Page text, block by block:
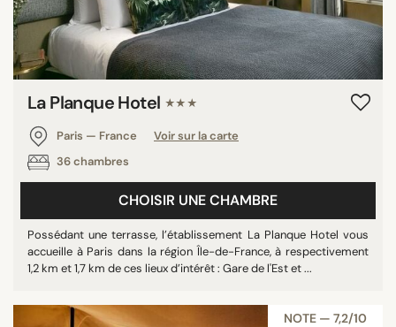
La Planque Hotel ★★★
Paris — France
Voir sur la carte
36 chambres
CHOISIR UNE CHAMBRE
Possédant une terrasse, l’établissement La Planque Hotel vous
accueille à Paris dans la région Île-de-France, à respectivement
1,2 km et 1,7 km de ces lieux d’intérêt : Gare de l'Est et ...
NOTE — 7,2/10